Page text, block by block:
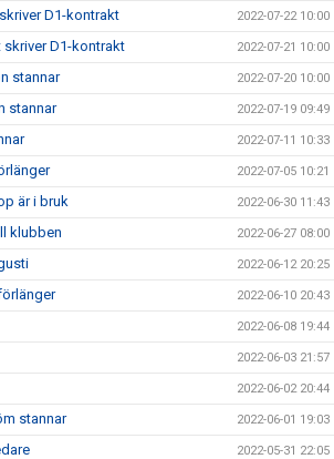
D1-kontrakt 2022-07-22 10:00
skriver D1-kontrakt 2022-07-21 10:00
stannar 2022-07-20 10:00
stannar 2022-07-19 09:49
2022-07-11 10:33
2022-07-05 10:21
är i bruk 2022-06-30 11:43
klubben 2022-06-27 08:00
2022-06-12 20:25
2022-06-10 20:43
2022-06-08 19:44
2022-06-03 21:57
2022-06-02 20:44
stannar 2022-06-01 19:03
2022-05-31 22:05